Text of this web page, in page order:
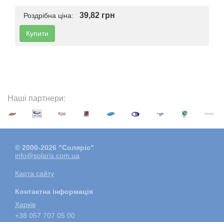
Роздрібна ціна: 39,82 грн
Купити
Наші партнери:
© 2000-2026 "Соляріс"
info@solaris.com.ua
Карта сайту
Контактна інформація
Харкiв
+38 057 707 05 00